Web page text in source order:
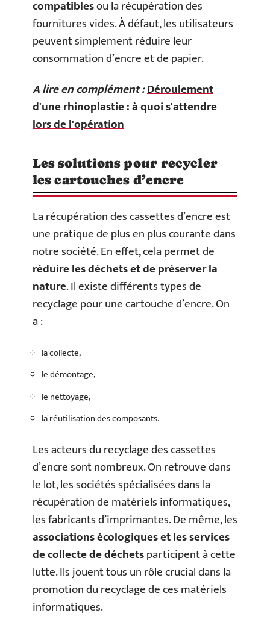
compatiblesou la récupération des
fournitures vides. À défaut, les utilisateurs
peuvent simplement réduire leur
consommation d’encre et de papier.
A lire en complément :Déroulement
d'une rhinoplastie : à quoi s'attendre
lors de l'opération
Les solutions pour recycler
les cartouches d’encre
La récupération des cassettes d’encre est
une pratique de plus en plus courante dans
notre société. En effet, cela permet de
réduire les déchets et de préserver la
nature. Il existe différents types de
recyclage pour une cartouche d’encre. On
a :
la collecte,
le démontage,
le nettoyage,
la réutilisation des composants.
Les acteurs du recyclage des cassettes
d’encre sont nombreux. On retrouve dans
le lot, les sociétés spécialisées dans la
récupération de matériels informatiques,
les fabricants d’imprimantes. De même, les
associations écologiques et les services
de collecte de déchetsparticipent à cette
lutte. Ils jouent tous un rôle crucial dans la
promotion du recyclage de ces matériels
informatiques.